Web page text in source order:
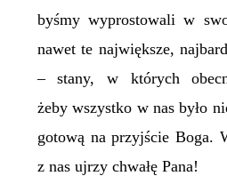
byśmy wyprostowali w
nawet te największe,
– stany, w których
żeby wszystko w nas było
gotową na przyjście Boga.
z nas ujrzy chwałę Pana!